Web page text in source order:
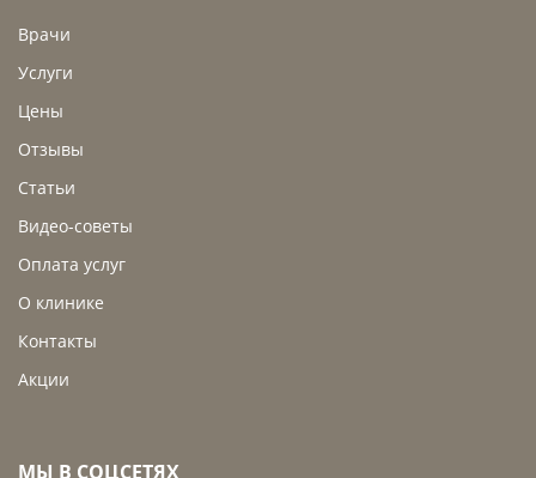
Врачи
Услуги
Цены
Отзывы
Статьи
Видео-советы
Оплата услуг
О клинике
Контакты
Акции
МЫ В СОЦСЕТЯХ